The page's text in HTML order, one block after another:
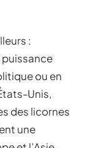
:
ou en
Unis,
des licornes
une